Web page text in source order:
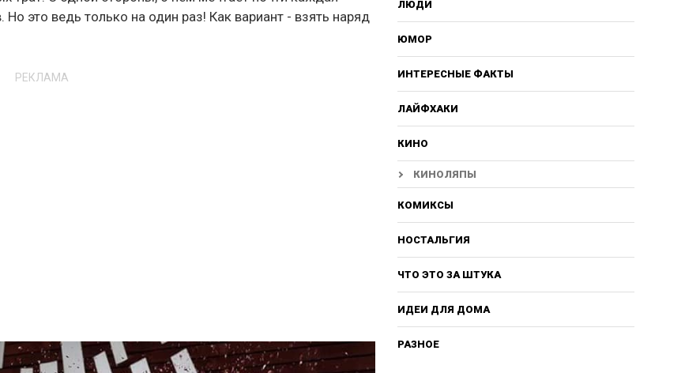
это ведь только на один раз! Как вариант - взять наряд
РЕКЛАМА
ЛЮДИ
ЮМОР
ИНТЕРЕСНЫЕ ФАКТЫ
ЛАЙФХАКИ
КИНО
КИНОЛЯПЫ
КОМИКСЫ
НОСТАЛЬГИЯ
ЧТО ЭТО ЗА ШТУКА
ИДЕИ ДЛЯ ДОМА
РАЗНОЕ